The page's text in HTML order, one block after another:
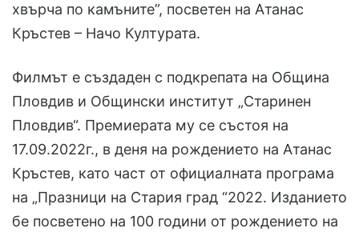
хвърча по камъните”, посветен на Атанас
Кръстев – Начо Културата.
Филмът е създаден с подкрепата на Община
Пловдив и Общински институт „Старинен
Пловдив“. Премиерата му се състоя на
17.09.2022г., в деня на рождението на Атанас
Кръстев, като част от официалната програма
на „Празници на Стария град “2022. Изданието
бе посветено на 100 години от рождението на